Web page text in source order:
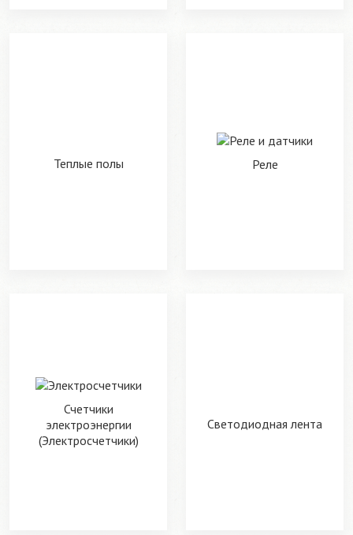
Теплые полы Реле
Счетчики
электроэнергии
(Электросчетчики)
Светодиодная лента